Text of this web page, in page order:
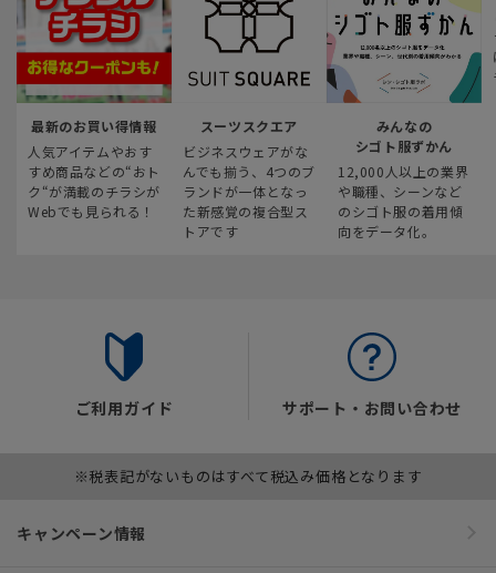
最新のお買い得情報
人気アイテムやおす
すめ商品などの“おト
ク“が満載のチラシが
Webでも見られる！
スーツスクエア
ビジネスウェアがな
んでも揃う、4つのブ
ランドが一体となっ
た新感覚の複合型ス
トアです
みんなの
シゴト服ずかん
12,000人以上の業界
や職種、シーンなど
のシゴト服の着用傾
向をデータ化。
ご利用ガイド サポート・お問い合わせ
※税表記がないものはすべて税込み価格となります
キャンペーン情報